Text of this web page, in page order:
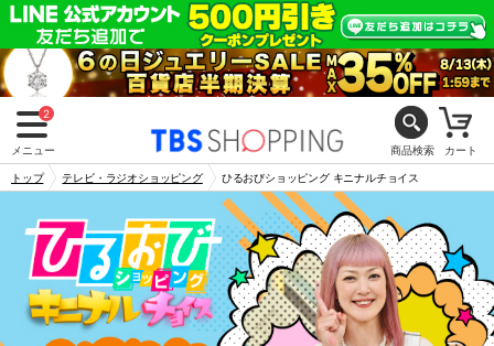
2
メニュー 商品検索 カート
トップ テレビ・ラジオショッピング ひるおびショッピング キニナルチョイス